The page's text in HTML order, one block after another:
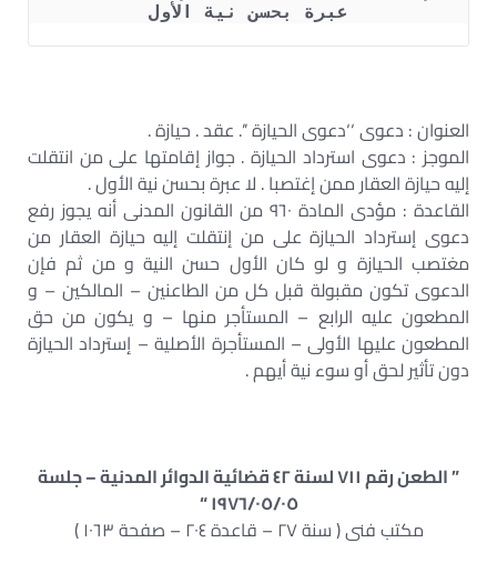
عبرة بحسن نية الأول
العنوان : دعوى ‘‘دعوى الحيازة ’’. عقد . حيازة .
الموجز : دعوى استرداد الحيازة . جواز إقامتها على من انتقلت
إليه حيازة العقار ممن إغتصبا . لا عبرة بحسن نية الأول .
القاعدة : مؤدى المادة ٩٦٠ من القانون المدنى أنه يجوز رفع
دعوى إسترداد الحيازة على من إنتقلت إليه حيازة العقار من
مغتصب الحيازة و لو كان الأول حسن النية و من ثم فإن
الدعوى تكون مقبولة قبل كل من الطاعنين – المالكين – و
المطعون عليه الرابع – المستأجر منها – و يكون من حق
المطعون عليها الأولى – المستأجرة الأصلية – إسترداد الحيازة
دون تأثير لحق أو سوء نية أيهم .
” الطعن رقم ٧١١ لسنة ٤٢ قضائية الدوائر المدنية – جلسة
١٩٧٦/٠٥/٠٥ “
مكتب فنى ( سنة ٢٧ – قاعدة ٢٠٤ – صفحة ١٠٦٣ )